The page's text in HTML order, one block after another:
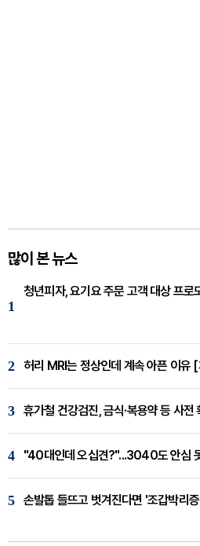
많이 본 뉴스
1
청년피자, 요기요 주문 고객 대상 프로
2 허리 MRI는 정상인데 계속 아픈 이유
3 휴가철 건강검진, 금식·복용약 등 사
4 "40대인데 오십견?"...3040도 안심
5 손발톱 들뜨고 벗겨진다면 '조갑박리